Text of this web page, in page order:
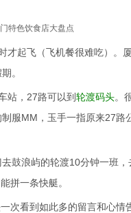
特色饮食店大盘点
才起飞（飞机餐很难吃）。
。
站，27路可以到 轮渡码头。
服MM，玉手一指原来27
鼓浪屿的轮渡10分钟一班
拼一条快艇。
次看到如此多的留言和心